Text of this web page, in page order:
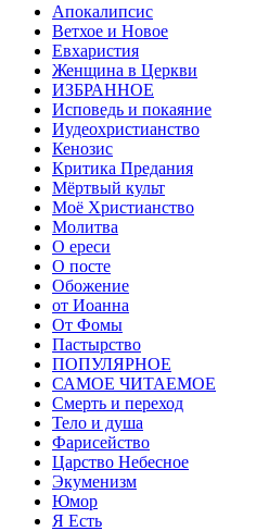
Апокалипсис
Ветхое и Новое
Евхаристия
Женщина в Церкви
ИЗБРАННОЕ
Исповедь и покаяние
Иудеохристианство
Кенозис
Критика Предания
Мёртвый культ
Моё Христианство
Молитва
О ереси
О посте
Обожение
от Иоанна
От Фомы
Пастырство
ПОПУЛЯРНОЕ
САМОЕ ЧИТАЕМОЕ
Смерть и переход
Тело и душа
Фарисейство
Царство Небесное
Экуменизм
Юмор
Я Есть